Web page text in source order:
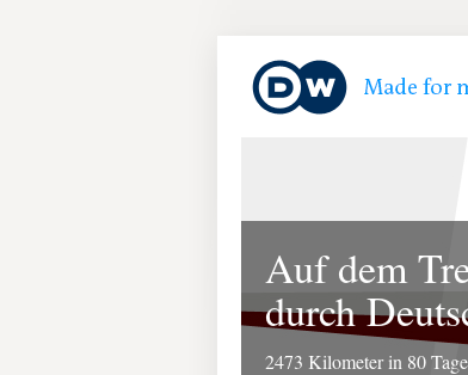
Auf dem
durch
2473 Kilometer in 80